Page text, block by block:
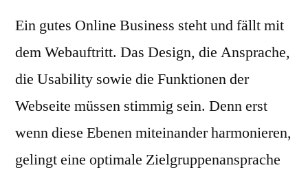
Ein gutes Online Business steht und fällt mit
dem Webauftritt. Das Design, die Ansprache,
die Usability sowie die Funktionen der
Webseite müssen stimmig sein. Denn erst
wenn diese Ebenen miteinander harmonieren,
gelingt eine optimale Zielgruppenansprache